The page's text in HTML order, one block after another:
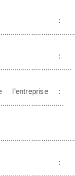
:
:
:
: